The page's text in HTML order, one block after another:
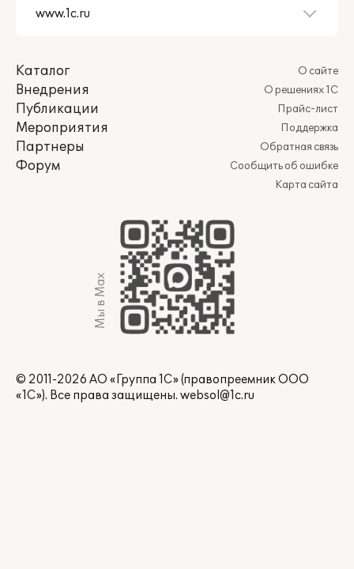
Каталог
Внедрения
Публикации
Мероприятия
Партнеры
Форум
О сайте
О решениях 1С
Прайс-лист
Поддержка
Обратная связь
Сообщить об ошибке
Карта сайта
Мы в Max
© 2011-2026 АО «Группа 1С» (правопреемник ООО
«1С»). Все права защищены. websol@1c.ru